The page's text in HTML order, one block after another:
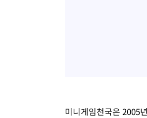
미니게임천국은 2005